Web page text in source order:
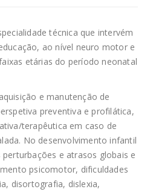
técnica que intervém
ao nível neuro motor e
etárias do período neonatal
e manutenção de
preventiva e profilática,
terapêutica em caso de
No desenvolvimento infantil
e atrasos globais e
psicomotor, dificuldades
disortografia, dislexia,